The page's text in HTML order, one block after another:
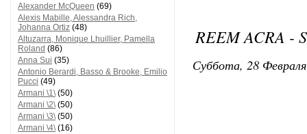
Alexander McQueen (69)
Alexis Mabille, Alessandra Rich,
Johanna Ortiz (48)
Altuzarra, Monique Lhuillier, Pamella
Roland (86)
Anna Sui (35)
Antonio Berardi, Basso & Brooke, Emilio
Pucci (49)
Armani \1\(50)
Armani \2\(50)
Armani \3\(50)
Armani \4\(16)
REEM ACRA -
Суббота, 28